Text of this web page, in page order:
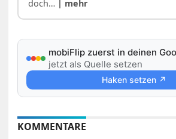
doch… | mehr
mobiFlip zuerst in deinen
jetzt als Quelle setzen
Haken setzen ↗
KOMMENTARE